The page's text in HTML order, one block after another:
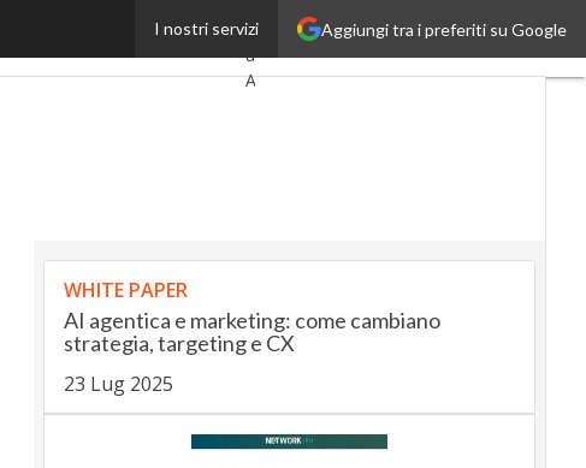
Aggiungi tra i preferiti su Google
I nostri servizi
nuovi mercati nel retailUltimi
articoli
AutomotiveUp
SmartMobilityUp
WHITE PAPER
AI agentica e marketing: come cambiano
strategia, targeting e CX
23 Lug 2025